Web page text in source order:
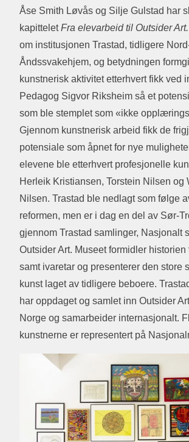
Åse Smith Løvås og Silje Gulstad har
kapitteletFra elevarbeid til Outsider Art.
om institusjonen Trastad, tidligere
Åndssvakehjem, og betydningen
kunstnerisk aktivitet etterhvert fikk ved
Pedagog Sigvor Riksheim så et
som ble stemplet som «ikke
Gjennom kunstnerisk arbeid fikk de
potensiale som åpnet for nye
elevene ble etterhvert profesjonelle
Herleik Kristiansen, Torstein Nilsen og
Nilsen. Trastad ble nedlagt som følge
reformen, men er i dag en del av Sør-
gjennom Trastad samlinger, Nasjonalt
Outsider Art. Museet formidler
samt ivaretar og presenterer den store
kunst laget av tidligere beboere.
har oppdaget og samlet inn Outsider
Norge og samarbeider internasjonalt.
kunstnerne er representert på